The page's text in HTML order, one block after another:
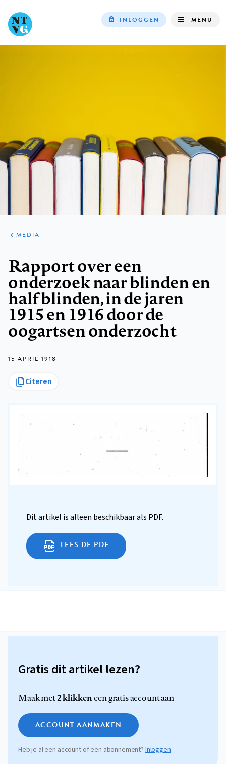
INLOGGEN MENU
ARTIKELEN
VARIA
MEDIA
Rapport over een
onderzoek naar blinden en
half blinden, in de jaren
1915 en 1916 door de
oogartsen onderzocht
15 APRIL 1918
Citeren
Dit artikel is alleen beschikbaar als PDF.
LEES DE PDF
Gratis dit artikel lezen?
Maak met2 klikkeneen gratis account aan
ACCOUNT AANMAKEN
Heb je al een account of een abonnement? Inloggen